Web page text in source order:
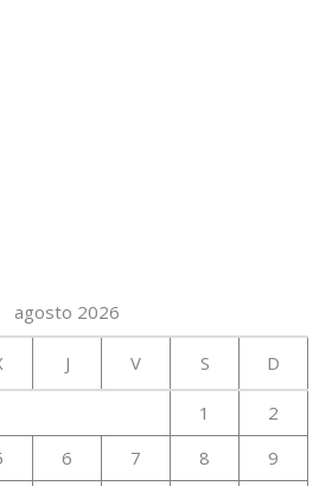
agosto 2026
J V S D
1
2
6 7 8
9